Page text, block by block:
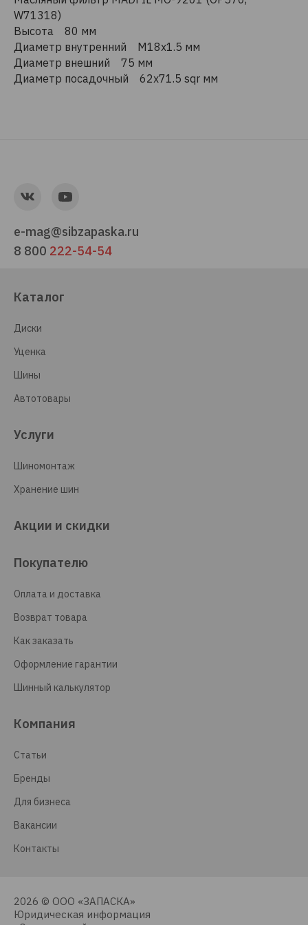
W71318)
Высота 80 мм
Диаметр внутренний M18x1.5 мм
Диаметр внешний 75 мм
Диаметр посадочный 62x71.5 sqr мм
e-mag@sibzapaska.ru
8 800 222-54-54
Каталог
Диски
Уценка
Шины
Автотовары
Услуги
Шиномонтаж
Хранение шин
Акции и скидки
Покупателю
Оплата и доставка
Возврат товара
Как заказать
Оформление гарантии
Шинный калькулятор
Компания
Статьи
Бренды
Для бизнеса
Вакансии
Контакты
2026 © ООО «ЗАПАСКА»
Юридическая информация